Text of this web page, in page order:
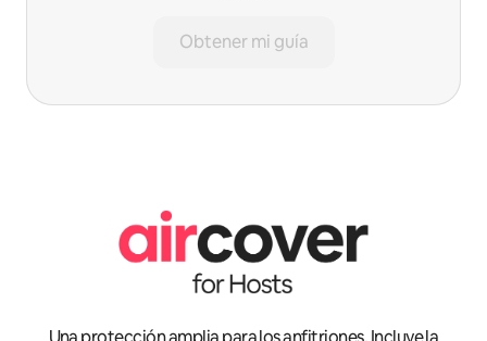
Obtener mi guía